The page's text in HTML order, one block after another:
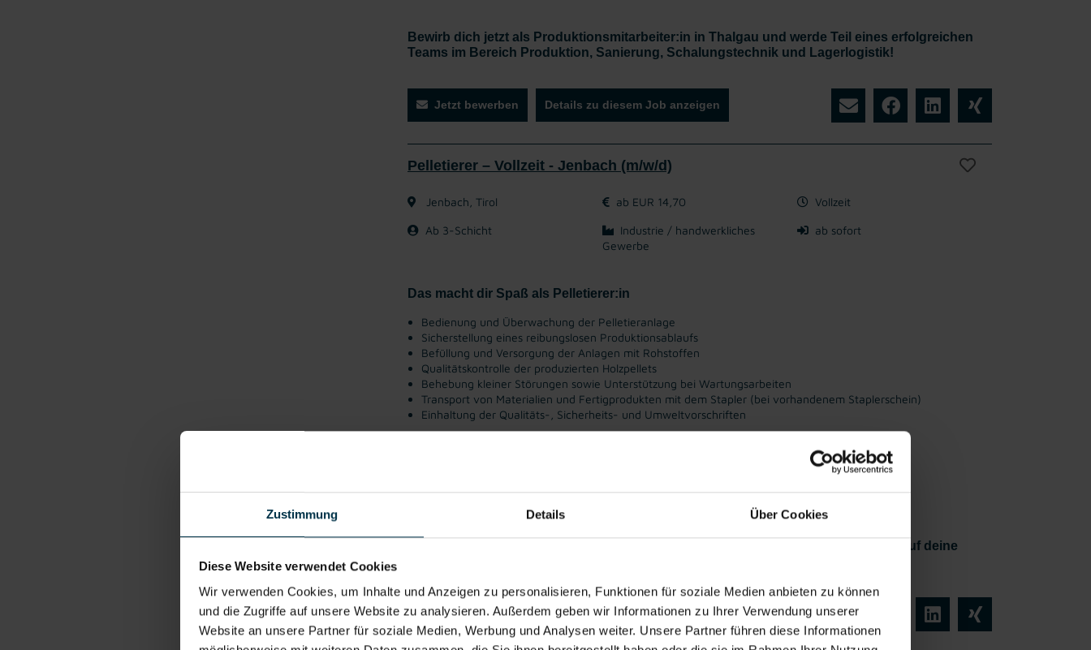
Zustimmung Details Über Cookies
Diese Website verwendet Cookies
Wir verwenden Cookies, um Inhalte und Anzeigen zu personalisieren, Funktionen für soziale Medien anbieten zu können
und die Zugriffe auf unsere Website zu analysieren. Außerdem geben wir Informationen zu Ihrer Verwendung unserer
Website an unsere Partner für soziale Medien, Werbung und Analysen weiter. Unsere Partner führen diese Informationen
Bewirb dich jetzt als Produktionsmitarbeiter:in in Thalgau und werde Teil eines erfolgreichen
Teams im Bereich Produktion, Sanierung, Schalungstechnik und Lagerlogistik!
Jetzt bewerben Details zu diesem Job anzeigen
Pelletierer – Vollzeit - Jenbach (m/w/d)
Jenbach, Tirol ab EUR 14,70 Vollzeit
Ab 3-Schicht
Industrie / handwerkliches
Gewerbe
ab sofort
Das macht dir Spaß als Pelletierer:in
Bedienung und Überwachung der Pelletieranlage
Sicherstellung eines reibungslosen Produktionsablaufs
Befüllung und Versorgung der Anlagen mit Rohstoffen
Qualitätskontrolle der produzierten Holzpellets
Behebung kleiner Störungen sowie Unterstützung bei Wartungsarbeiten
Transport von Materialien und Fertigprodukten mit dem Stapler (bei vorhandenem Staplerschein)
Einhaltung der Qualitäts-, Sicherheits- und Umweltvorschriften
l
Kostenlose,
Jobberatung
Du möchtest Teil eines starken Produktionsteams werden? Dann freuen wir uns auf deine
Jetzt bewerben Details zu diesem Job anzeigen